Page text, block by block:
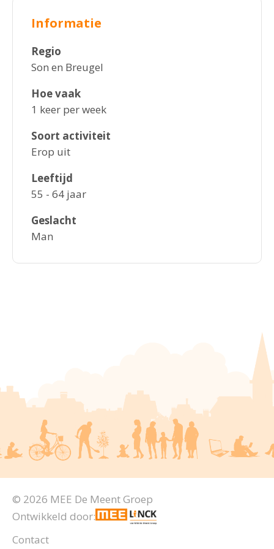
Informatie
Regio
Son en Breugel
Hoe vaak
1 keer per week
Soort activiteit
Erop uit
Leeftijd
55 - 64 jaar
Geslacht
Man
© 2026 MEE De Meent Groep
Ontwikkeld door:
Contact